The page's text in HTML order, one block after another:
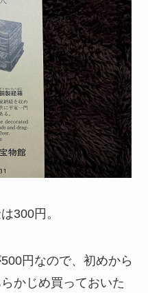
300円。
円なので、初めから
かじめ買っておいた